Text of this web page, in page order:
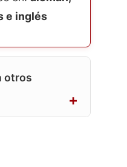
e inglés
otros